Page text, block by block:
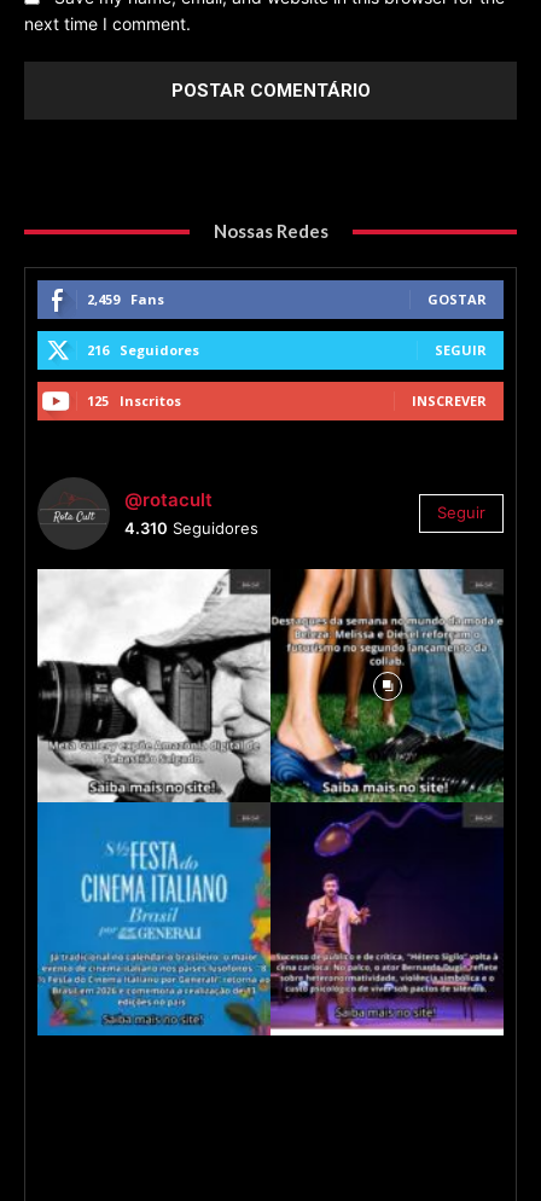
next time I comment.
Nossas Redes
2,459 Fans GOSTAR
216 Seguidores SEGUIR
125 Inscritos INSCREVER
@rotacult
4.310 Seguidores
Seguir